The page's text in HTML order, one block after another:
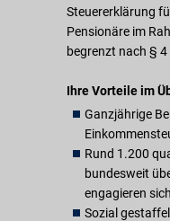
Steuererklärung
Pensionäre im
begrenzt nach § 4
Ihre Vorteile im
Ganzjährige
Rund 1.200
bundesweit
engagieren
Sozial